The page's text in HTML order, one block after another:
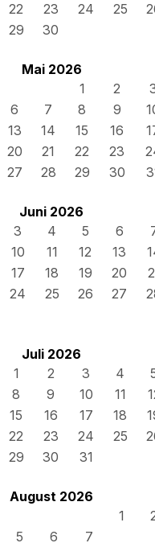
22 23 24 25
29 30
Mai 2026
1
2
6 7 8 9
13 14 15 16
20 21 22 23
27 28 29 30
Juni 2026
3 4 5 6
10 11 12 13
17 18 19 20
24 25 26 27
Juli 2026
1
2 3 4
8 9 10 11
15 16 17 18
22 23 24 25
29 30 31
August 2026
1
5 6 7